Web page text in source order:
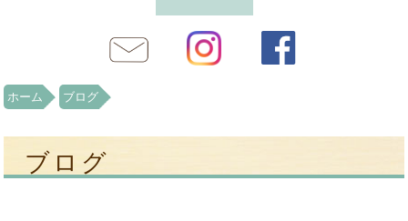
ホーム ブログ
ブログ